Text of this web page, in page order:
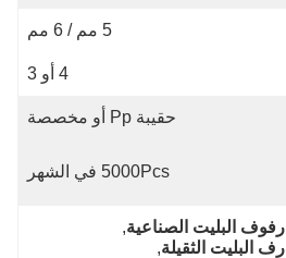
5 مم / 6 مم
4 أو 3
حقيبة Pp أو مخصصة
5000Pcs في الشهر
رفوف البليت الصناعية,
رف البليت الثقيلة,